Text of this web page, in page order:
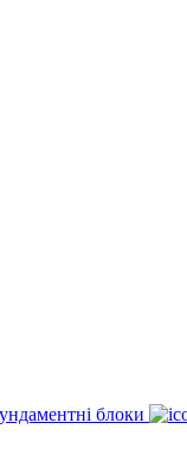
блоки